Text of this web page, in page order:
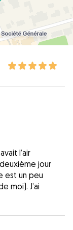
l’air
jour
est un peu
moi). J’ai